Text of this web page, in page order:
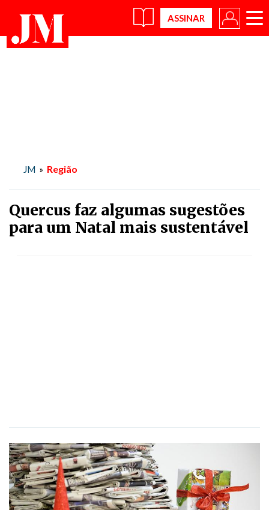
×
JM » Região
Quercus faz algumas sugestões
para um Natal mais sustentável